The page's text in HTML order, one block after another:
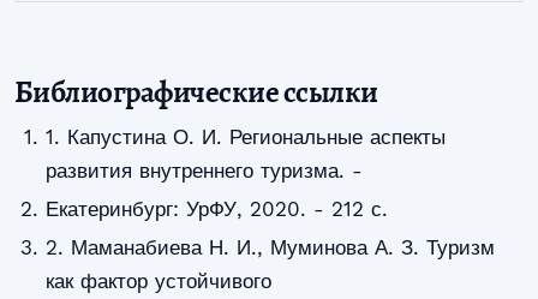
Библиографические ссылки
1. Капустина О. И. Региональные аспекты
развития внутреннего туризма. -
Екатеринбург: УрФУ, 2020. - 212 с.
2. Маманабиева Н. И., Муминова А. З. Туризм
как фактор устойчивого